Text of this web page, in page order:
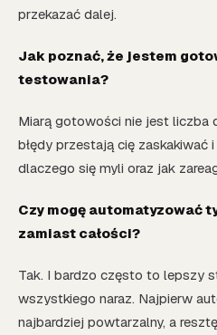
przekazać dalej.
Jak poznać, że jestem
testowania?
Miarą gotowości nie jest liczba
błędy przestają cię zaskakiwać
dlaczego się myli oraz jak
Czy mogę automatyzować
zamiast całości?
Tak. I bardzo często to lepszy
wszystkiego naraz. Najpierw
najbardziej powtarzalny, a